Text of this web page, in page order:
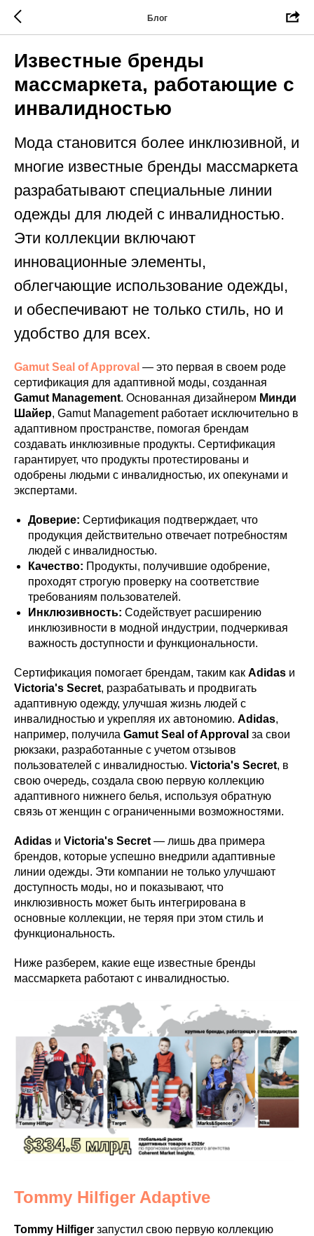
Блог
Известные бренды
массмаркета, работающие с
инвалидностью
Мода становится более инклюзивной, и
многие известные бренды массмаркета
разрабатывают специальные линии
одежды для людей с инвалидностью.
Эти коллекции включают
инновационные элементы,
облегчающие использование одежды,
и обеспечивают не только стиль, но и
удобство для всех.
Gamut Seal of Approval — это первая в своем роде
сертификация для адаптивной моды, созданная
Gamut Management. Основанная дизайнером Минди
Шайер, Gamut Management работает исключительно в
адаптивном пространстве, помогая брендам
создавать инклюзивные продукты. Сертификация
гарантирует, что продукты протестированы и
одобрены людьми с инвалидностью, их опекунами и
экспертами.
Доверие: Сертификация подтверждает, что
продукция действительно отвечает потребностям
людей с инвалидностью.
Качество: Продукты, получившие одобрение,
проходят строгую проверку на соответствие
требованиям пользователей.
Инклюзивность: Содействует расширению
инклюзивности в модной индустрии, подчеркивая
важность доступности и функциональности.
Сертификация помогает брендам, таким как Adidas и
Victoria's Secret, разрабатывать и продвигать
адаптивную одежду, улучшая жизнь людей с
инвалидностью и укрепляя их автономию. Adidas,
например, получила Gamut Seal of Approval за свои
рюкзаки, разработанные с учетом отзывов
пользователей с инвалидностью. Victoria's Secret, в
свою очередь, создала свою первую коллекцию
адаптивного нижнего белья, используя обратную
связь от женщин с ограниченными возможностями.
Adidas и Victoria's Secret — лишь два примера
брендов, которые успешно внедрили адаптивные
линии одежды. Эти компании не только улучшают
доступность моды, но и показывают, что
инклюзивность может быть интегрирована в
основные коллекции, не теряя при этом стиль и
функциональность.
Ниже разберем, какие еще известные бренды
массмаркета работают с инвалидностью.
Tommy Hilfiger Adaptive
Tommy Hilfiger запустил свою первую коллекцию